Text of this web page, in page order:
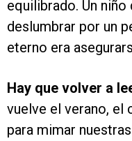
equilibrado. Un
deslumbrar por un
eterno era
Hay que volver a
vuelve el verano,
para mimar